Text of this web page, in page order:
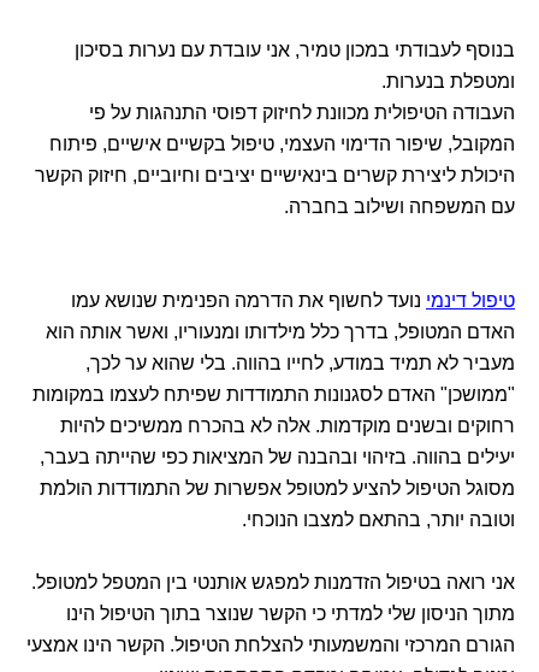
בנוסף לעבודתי במכון טמיר, אני עובדת עם נערות בסיכון
ומטפלת בנערות.
העבודה הטיפולית מכוונת לחיזוק דפוסי התנהגות על פי
המקובל, שיפור הדימוי העצמי, טיפול בקשיים אישיים, פיתוח
היכולת ליצירת קשרים בינאישיים יציבים וחיוביים, חיזוק הקשר
עם המשפחה ושילוב בחברה.
טיפול דינמי נועד לחשוף את הדרמה הפנימית שנושא עמו
האדם המטופל, בדרך כלל מילדותו ומנעוריו, ואשר אותה הוא
מעביר לא תמיד במודע, לחייו בהווה. בלי שהוא ער לכך,
"ממושכן" האדם לסגנונות התמודדות שפיתח לעצמו במקומות
רחוקים ובשנים מוקדמות. אלה לא בהכרח ממשיכים להיות
יעילים בהווה. בזיהוי ובהבנה של המציאות כפי שהייתה בעבר,
מסוגל הטיפול להציע למטופל אפשרות של התמודדות הולמת
וטובה יותר, בהתאם למצבו הנוכחי.
אני רואה בטיפול הזדמנות למפגש אותנטי בין המטפל למטופל.
מתוך הניסון שלי למדתי כי הקשר שנוצר בתוך הטיפול הינו
הגורם המרכזי והמשמעותי להצלחת הטיפול. הקשר הינו אמצעי